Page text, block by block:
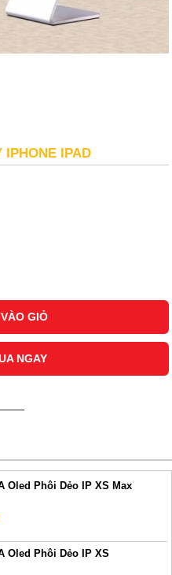
IPHONE IPAD
GIỎ
NGAY
Oled Phôi Dẻo IP XS Max
Oled Phôi Dẻo IP XS